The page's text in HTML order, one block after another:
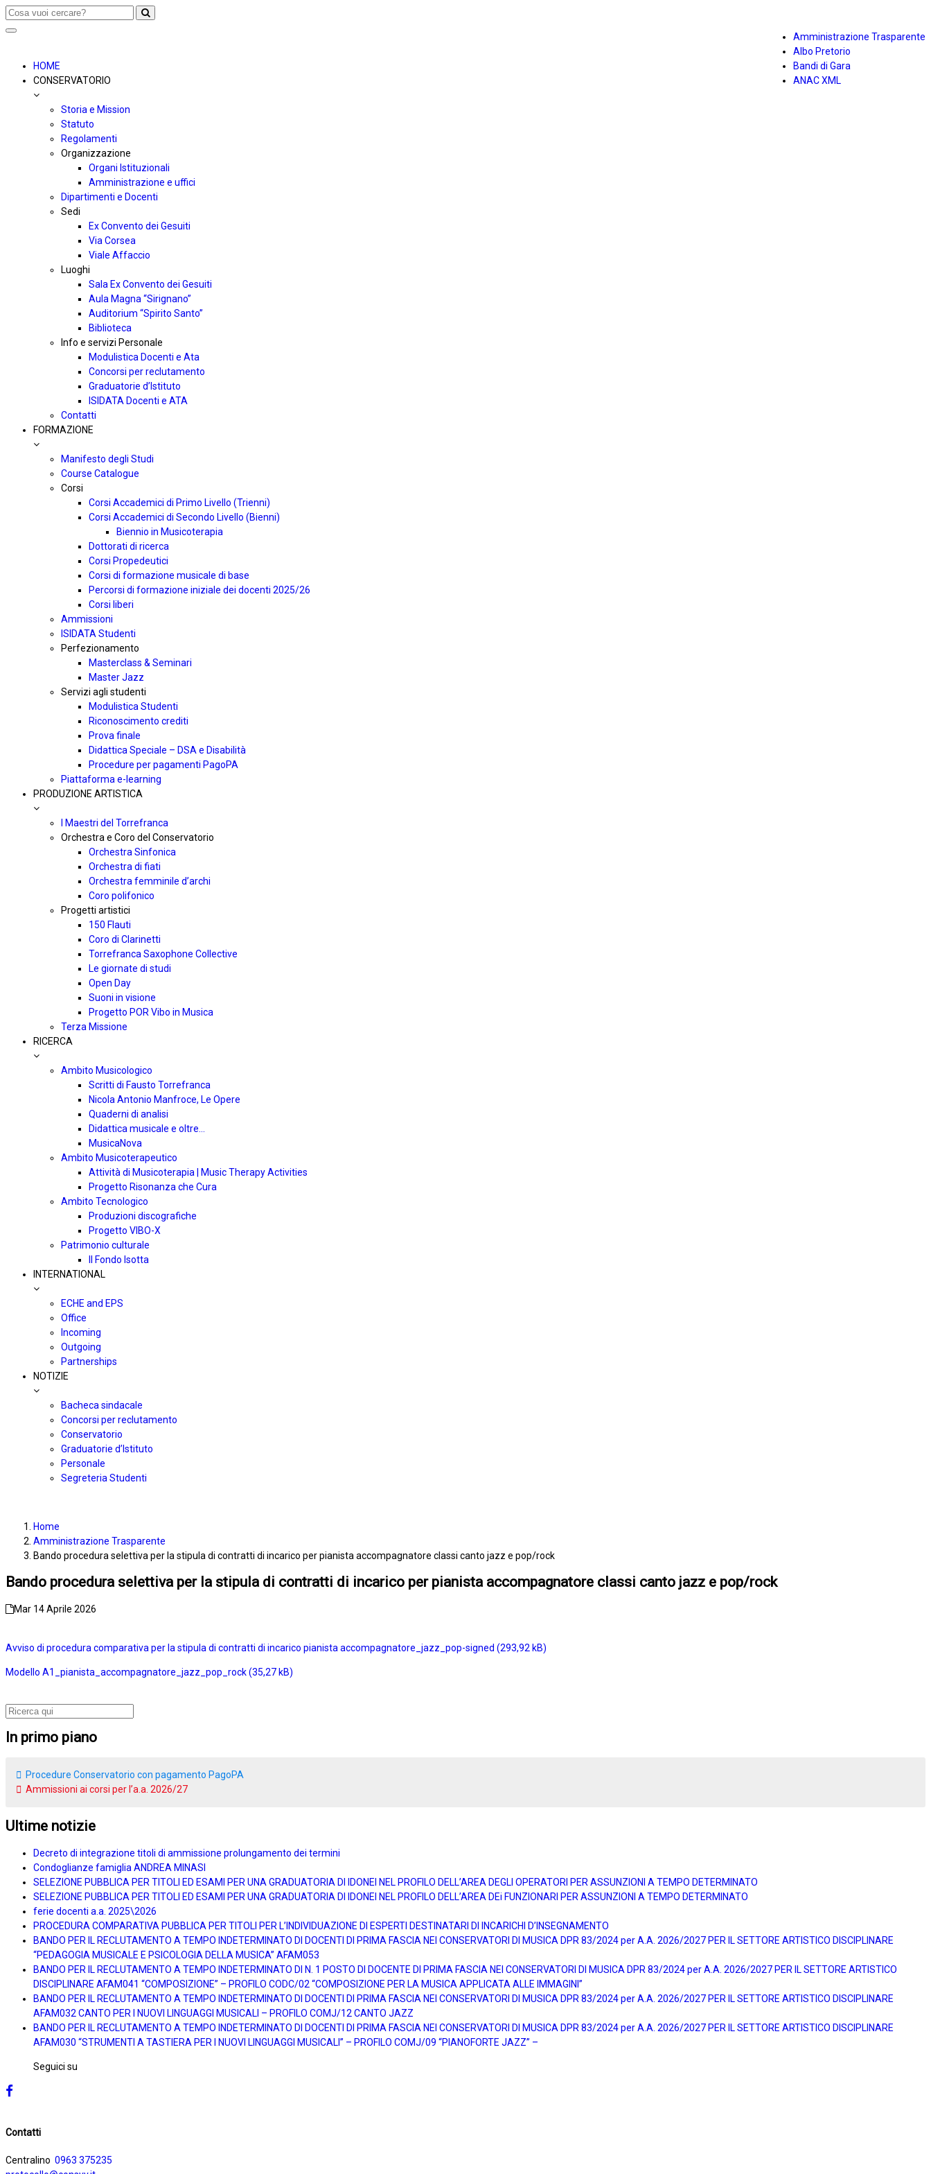
Amministrazione Trasparente
Albo Pretorio
Bandi di Gara
ANAC XML
Toggle
HOME
CONSERVATORIO
Storia e Mission
Statuto
Regolamenti
Organizzazione
Organi Istituzionali
Amministrazione e uffici
Dipartimenti e Docenti
Sedi
Ex Convento dei Gesuiti
Via Corsea
Viale Affaccio
Luoghi
Sala Ex Convento dei Gesuiti
Aula Magna “Sirignano”
Auditorium “Spirito Santo”
Biblioteca
Info e servizi Personale
Modulistica Docenti e Ata
Concorsi per reclutamento
Graduatorie d’Istituto
ISIDATA Docenti e ATA
Contatti
FORMAZIONE
Manifesto degli Studi
Course Catalogue
Corsi
Corsi Accademici di Primo Livello (Trienni)
Corsi Accademici di Secondo Livello (Bienni)
Biennio in Musicoterapia
Dottorati di ricerca
Corsi Propedeutici
Corsi di formazione musicale di base
Percorsi di formazione iniziale dei docenti 2025/26
Corsi liberi
Ammissioni
ISIDATA Studenti
Perfezionamento
Masterclass & Seminari
Master Jazz
Servizi agli studenti
Modulistica Studenti
Riconoscimento crediti
Prova finale
Didattica Speciale – DSA e Disabilità
Procedure per pagamenti PagoPA
Piattaforma e-learning
PRODUZIONE ARTISTICA
I Maestri del Torrefranca
Orchestra e Coro del Conservatorio
Orchestra Sinfonica
Orchestra di fiati
Orchestra femminile d’archi
Coro polifonico
Progetti artistici
150 Flauti
Coro di Clarinetti
Torrefranca Saxophone Collective
Le giornate di studi
Open Day
Suoni in visione
Progetto POR Vibo in Musica
Terza Missione
RICERCA
Ambito Musicologico
Scritti di Fausto Torrefranca
Nicola Antonio Manfroce, Le Opere
Quaderni di analisi
Didattica musicale e oltre…
MusicaNova
Ambito Musicoterapeutico
Attività di Musicoterapia | Music Therapy Activities
Progetto Risonanza che Cura
Ambito Tecnologico
Produzioni discografiche
Progetto VIBO-X
Patrimonio culturale
Il Fondo Isotta
INTERNATIONAL
ECHE and EPS
Office
Incoming
Outgoing
Partnerships
NOTIZIE
Bacheca sindacale
Concorsi per reclutamento
Conservatorio
Graduatorie d’Istituto
Personale
Segreteria Studenti
Home
Amministrazione Trasparente
Bando procedura selettiva per la stipula di contratti di incarico per pianista accompagnatore classi canto jazz e pop/rock
Bando procedura selettiva per la stipula di contratti di incarico per pianista accompagnatore classi canto jazz e pop/rock
Mar 14 Aprile 2026
Avviso di procedura comparativa per la stipula di contratti di incarico pianista accompagnatore_jazz_pop-signed
Modello A1_pianista_accompagnatore_jazz_pop_rock
In primo piano
Procedure Conservatorio con pagamento PagoPA
Ammissioni ai corsi per l’a.a. 2026/27
Ultime notizie
Decreto di integrazione titoli di ammissione prolungamento dei termini
Condoglianze famiglia ANDREA MINASI
SELEZIONE PUBBLICA PER TITOLI ED ESAMI PER UNA GRADUATORIA DI IDONEI NEL PROFILO DELL’AREA DEGLI OPERATORI PER ASSUNZIONI A TEMPO DETERMINATO
SELEZIONE PUBBLICA PER TITOLI ED ESAMI PER UNA GRADUATORIA DI IDONEI NEL PROFILO DELL’AREA DEi FUNZIONARI PER ASSUNZIONI A TEMPO DETERMINATO
ferie docenti a.a. 2025\2026
PROCEDURA COMPARATIVA PUBBLICA PER TITOLI PER L’INDIVIDUAZIONE DI ESPERTI DESTINATARI DI INCARICHI D’INSEGNAMENTO
BANDO PER IL RECLUTAMENTO A TEMPO INDETERMINATO DI DOCENTI DI PRIMA FASCIA NEI CONSERVATORI DI MUSICA DPR 83/2024 per A.A. 2026/2027 PER IL SETTORE ARTISTICO DISCIPLINARE
“PEDAGOGIA MUSICALE E PSICOLOGIA DELLA MUSICA” AFAM053
BANDO PER IL RECLUTAMENTO A TEMPO INDETERMINATO DI N. 1 POSTO DI DOCENTE DI PRIMA FASCIA NEI CONSERVATORI DI MUSICA DPR 83/2024 per A.A. 2026/2027 PER IL SETTORE ARTISTICO
DISCIPLINARE AFAM041 “COMPOSIZIONE” – PROFILO CODC/02 “COMPOSIZIONE PER LA MUSICA APPLICATA ALLE IMMAGINI”
BANDO PER IL RECLUTAMENTO A TEMPO INDETERMINATO DI DOCENTI DI PRIMA FASCIA NEI CONSERVATORI DI MUSICA DPR 83/2024 per A.A. 2026/2027 PER IL SETTORE ARTISTICO DISCIPLINARE
AFAM032 CANTO PER I NUOVI LINGUAGGI MUSICALI – PROFILO COMJ/12 CANTO JAZZ
BANDO PER IL RECLUTAMENTO A TEMPO INDETERMINATO DI DOCENTI DI PRIMA FASCIA NEI CONSERVATORI DI MUSICA DPR 83/2024 per A.A. 2026/2027 PER IL SETTORE ARTISTICO DISCIPLINARE
AFAM030 “STRUMENTI A TASTIERA PER I NUOVI LINGUAGGI MUSICALI” – PROFILO COMJ/09 “PIANOFORTE JAZZ” –
Seguici su
Contatti
Centralino 0963 375235